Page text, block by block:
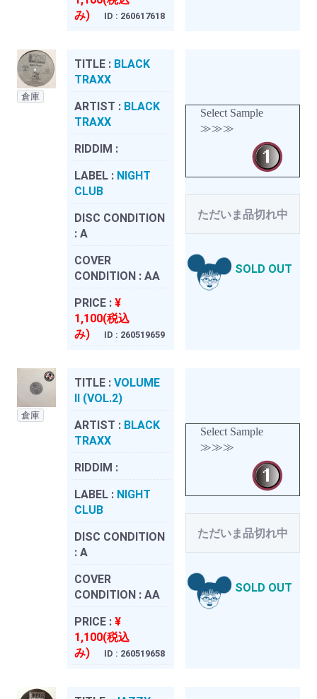
み)
ID : 260617618
倉庫
TITLE : BLACK
TRAXX
ARTIST : BLACK
TRAXX
RIDDIM :
LABEL : NIGHT
CLUB
DISC CONDITION
: A
COVER
CONDITION : AA
PRICE : ¥
1,100(税込
み)
ID : 260519659
Select Sample
≫≫≫
ただいま品切れ中
SOLD OUT
倉庫
TITLE : VOLUME
II (VOL.2)
ARTIST : BLACK
TRAXX
RIDDIM :
LABEL : NIGHT
CLUB
DISC CONDITION
: A
COVER
CONDITION : AA
PRICE : ¥
1,100(税込
み)
ID : 260519658
Select Sample
≫≫≫
ただいま品切れ中
SOLD OUT